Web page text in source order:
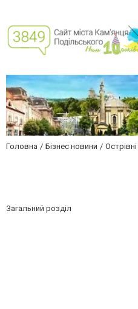
Головна Бізнес новини
Загальний розділ